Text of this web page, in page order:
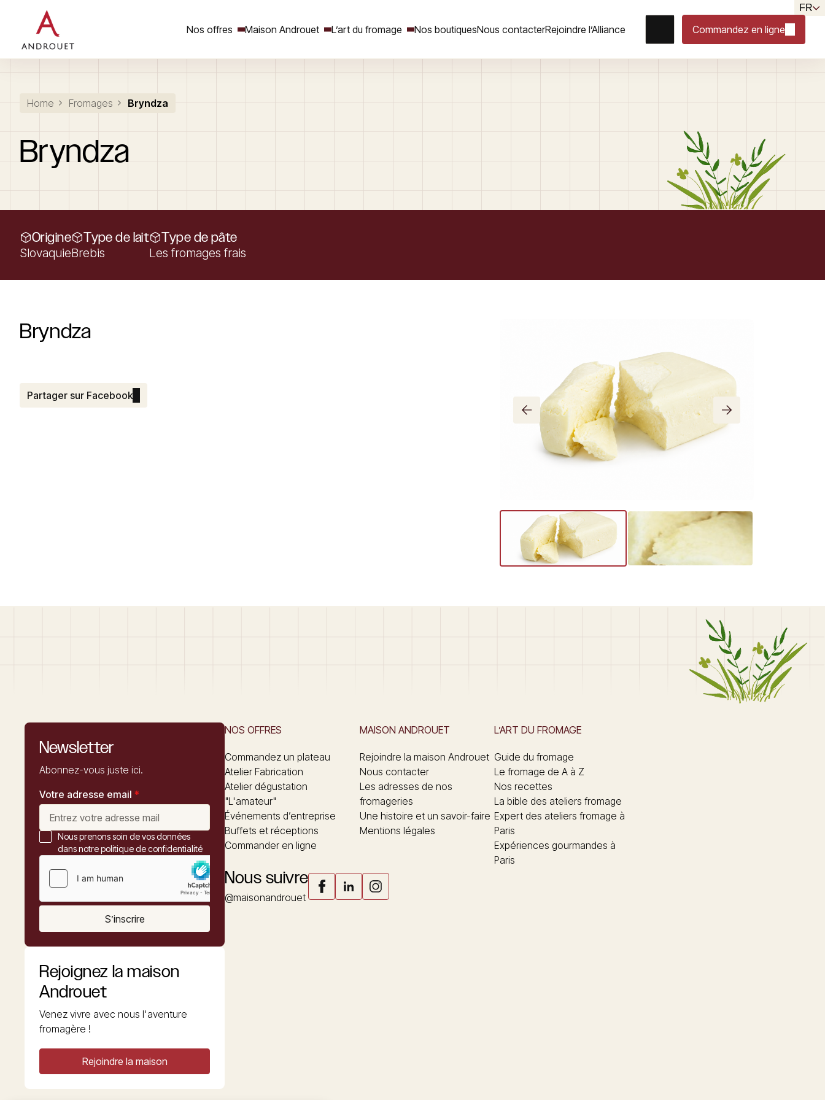
Nos offres Maison Androuet L’art du fromage Nos boutiquesNous contacterRejoindre l’Alliance Commandez en ligne
FR
Rechercher un mot clé
Home Fromages Bryndza
Bryndza
Origine
Slovaquie
Type de lait
Brebis
Type de pâte
Les fromages frais
Bryndza
Partager sur Facebook
Newsletter
Abonnez-vous juste ici.
Votre adresse email *
Nous prenons soin de vos données
dans notre politique de confidentialité
S’inscrire
Rejoignez la maison
Androuet
Venez vivre avec nous l'aventure
fromagère !
Rejoindre la maison
NOS OFFRES
Commandez un plateau
Atelier Fabrication
Atelier dégustation
"L'amateur"
Événements d’entreprise
Buffets et réceptions
Commander en ligne
MAISON ANDROUET
Rejoindre la maison Androuet
Nous contacter
Les adresses de nos
fromageries
Une histoire et un savoir-faire
Mentions légales
L’ART DU FROMAGE
Guide du fromage
Le fromage de A à Z
Nos recettes
La bible des ateliers fromage
Expert des ateliers fromage à
Paris
Expériences gourmandes à
Paris
Nous suivre
@maisonandrouet